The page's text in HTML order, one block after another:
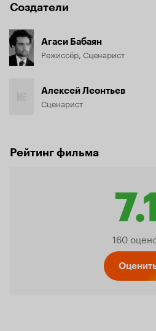
Создатели
Агаси Бабаян
Режиссёр, Сценарист
Алексей Леонтьев
Сценарист
Рейтинг фильма
160